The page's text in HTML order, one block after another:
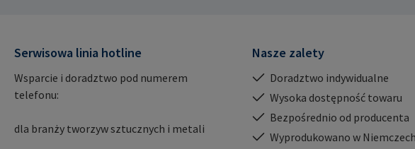
Serwisowa linia hotline
Wsparcie i doradztwo pod numerem
telefonu:
dla branży tworzyw sztucznych i metali
Nasze zalety
Doradztwo indywidualne
Wysoka dostępność towaru
Bezpośrednio od producenta
Wyprodukowano w Niemczech